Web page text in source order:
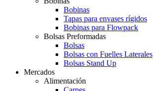
Bobinas
Tapas para envases rígidos
Bobinas para Flowpack
Bolsas Preformadas
Bolsas
Bolsas con Fuelles Laterales
Bolsas Stand Up
Mercados
Alimentación